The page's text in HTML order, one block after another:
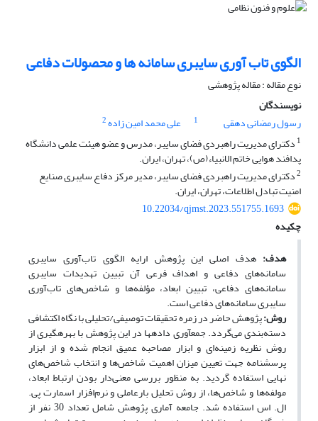
الگوی تاب آوری سایبری سامانه ها و محصولات دفاعی
نوع مقاله : مقاله پژوهشی
نویسندگان
رسول رمضانی دهقی
1 علی محمد امین زاده2
1 دکترای مدیریت راهبردی فضای سایبر، مدرس و عضو هیئت علمی دانشگاه
پدافند هوایی خاتم الانبیاء(ص)، تهران، ایران.
2دکترای مدیریت راهبردی فضای سایبر، مدیر مرکز دفاع سایبری صنایع
امنیت تبادل اطلاعات، تهران، ایران.
10.22034/qjmst.2023.551755.1693
چکیده
هدف: هدف اصلی این پژوهش ارایه الگوی تاب‌آوری سایبری
سامانه‌های دفاعی و اهداف فرعی آن تبیین تهدیدات سایبری
سامانه‌های دفاعی، تبیین ابعاد، مؤلفه‌ها و شاخص‌های تاب‌آوری
سایبری سامانه‌های دفاعی است.
روش:پژوهش حاضر در زمره تحقیقات توصیفی/تحلیلی با نگاه اکتشافی
دسته‌‌بندی می‌گردد. جمع­آوری داده­ها در این پژوهش با بهره­گیری از
روش نظریه زمینه‌ای و ابزار مصاحبه عمیق انجام شده و از ابزار
پرسشنامه جهت تعیین میزان اهمیت شاخص‌‌ها و انتخاب شاخص‌های
نهایی استفاده گردید. به‌‌ منظور بررسی معنی‌‌دار بودن ارتباط ابعاد،
مولفه‌ها و شاخص‌ها، از روش تحلیل بارعاملی و نرم‌‌افزار اسمارت پی.
ال. اس استفاده شد. جامعه آماری پژوهش شامل تعداد 30 نفر از